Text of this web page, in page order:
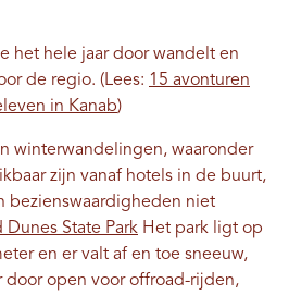
het hele jaar door wandelt en
de regio. (Lees: 15 avonturen
in Kanab)
winterwandelingen, waaronder
zijn vanaf hotels in de buurt,
bezienswaardigheden niet
Dunes State Park Het park ligt op
en er valt af en toe sneeuw,
door open voor offroad-rijden,